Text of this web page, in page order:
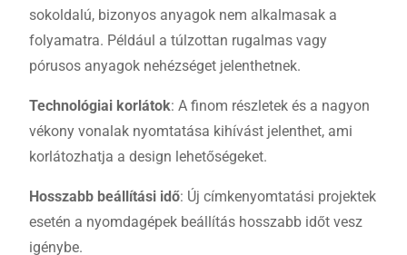
sokoldalú, bizonyos anyagok nem alkalmasak a
folyamatra. Például a túlzottan rugalmas vagy
pórusos anyagok nehézséget jelenthetnek.
Technológiai korlátok: A finom részletek és a nagyon
vékony vonalak nyomtatása kihívást jelenthet, ami
korlátozhatja a design lehetőségeket.
Hosszabb beállítási idő: Új címkenyomtatási projektek
esetén a nyomdagépek beállítás hosszabb időt vesz
igénybe.